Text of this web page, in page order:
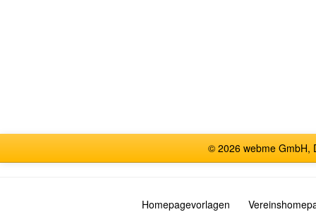
© 2026 webme GmbH,
Homepagevorlagen